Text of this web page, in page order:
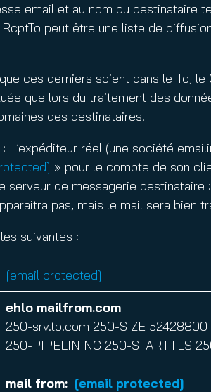
email et au nom du destinataire
peut être une liste de
ces derniers soient dans le To, le
que lors du traitement des
des destinataires.
L’expéditeur réel (une société
» pour le compte de son
serveur de messagerie
pas, mais le mail sera bien
suivantes :
[email protected]
ehlo mailfrom.com
250-srv.to.com 250-SIZE
250-PIPELINING 250-STARTTLS
mail from: [email protected]